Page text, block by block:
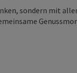
sondern mit